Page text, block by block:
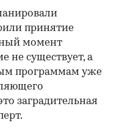
принятие
момент
не существует, а
программам уже
заградительная